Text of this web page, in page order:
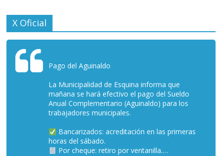
X Oficial
Pago del Aguinaldo
La Municipalidad de Esquina informa que
mañana se hará efectivo el pago del Sueldo
Anual Complementario (Aguinaldo) para los
trabajadores municipales.
Bancarizados: acreditación en las primeras
horas del sábado.
Por cheque: retiro por ventanilla.…